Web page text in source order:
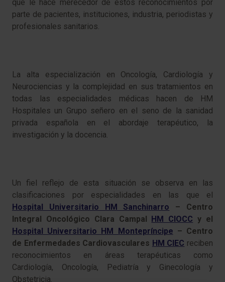
que le hace merecedor de estos reconocimientos por
parte de pacientes, instituciones, industria, periodistas y
profesionales sanitarios.
La alta especialización en Oncología, Cardiología y
Neurociencias y la complejidad en sus tratamientos en
todas las especialidades médicas hacen de HM
Hospitales un Grupo señero en el seno de la sanidad
privada española en el abordaje terapéutico, la
investigación y la docencia.
Un fiel reflejo de esta situación se observa en las
clasificaciones por especialidades en las que el
Hospital Universitario HM Sanchinarro – Centro
Integral Oncológico Clara Campal HM CIOCC y el
Hospital Universitario HM Montepríncipe – Centro
de Enfermedades Cardiovasculares HM CIEC reciben
reconocimientos en áreas terapéuticas como
Cardiología, Oncología, Pediatría y Ginecología y
Obstetricia.